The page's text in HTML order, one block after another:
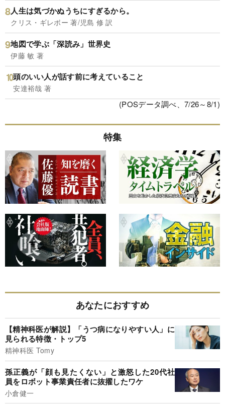
人生は気づかぬうちにすぎるから。
クリス・ギレボー 著/児島 修 訳
地図で学ぶ「深読み」世界史
伊藤 敏 著
頭のいい人が話す前に考えていること
安達裕哉 著
(POSデータ調べ、7/26～8/1)
特集
あなたにおすすめ
【精神科医が解説】「うつ病になりやすい人」に
見られる特徴・トップ5
精神科医 Tomy
孫正義が「顔も見たくない」と激怒した20代社
員をロボット事業責任者に抜擢したワケ
小倉健一